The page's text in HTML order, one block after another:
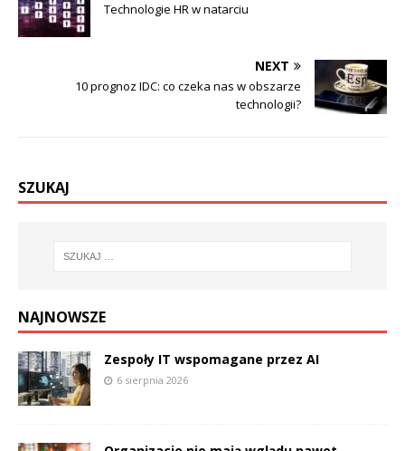
Technologie HR w natarciu
NEXT
10 prognoz IDC: co czeka nas w obszarze
technologii?
SZUKAJ
NAJNOWSZE
Zespoły IT wspomagane przez AI
6 sierpnia 2026